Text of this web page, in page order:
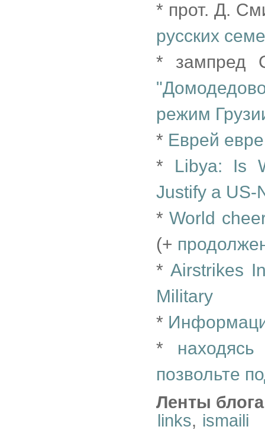
* прот. Д.
русских
* зампред
режим
* Еврей
* Libya: Is
Justify a US-
*World
(+
* Airstrikes
Military
*
*
позвольте
Ленты
links, ismaili